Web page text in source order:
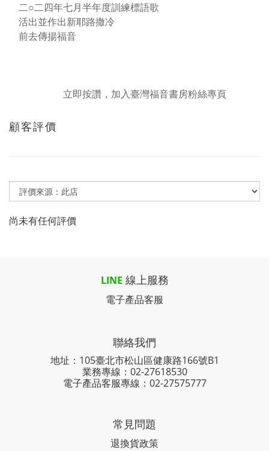
二○二四年七月半年度訓練標語歌
活出並作出新耶路撒冷
前去傳揚福音
立即按讚，加入臺灣福音書房粉絲專頁
顧客評價
尚未有任何評價
LINE 線上服務
電子產品客服
聯絡我們
地址：105臺北市松山區健康路166號B1
業務專線： 02-27618530
電子產品客服專線：02-27575777
常見問題
退換貨政策